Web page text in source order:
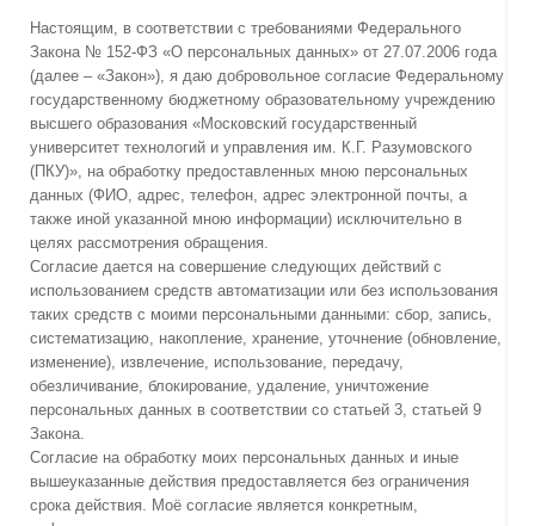
Настоящим, в соответствии с требованиями Федерального
Закона № 152-ФЗ «О персональных данных» от 27.07.2006 года
(далее – «Закон»), я даю добровольное согласие Федеральному
государственному бюджетному образовательному учреждению
высшего образования «Московский государственный
университет технологий и управления им. К.Г. Разумовского
(ПКУ)», на обработку предоставленных мною персональных
данных (ФИО, адрес, телефон, адрес электронной почты, а
также иной указанной мною информации) исключительно в
целях рассмотрения обращения.
Согласие дается на совершение следующих действий с
использованием средств автоматизации или без использования
таких средств с моими персональными данными: сбор, запись,
систематизацию, накопление, хранение, уточнение (обновление,
изменение), извлечение, использование, передачу,
обезличивание, блокирование, удаление, уничтожение
персональных данных в соответствии со статьей 3, статьей 9
Закона.
Согласие на обработку моих персональных данных и иные
вышеуказанные действия предоставляется без ограничения
срока действия. Моё согласие является конкретным,